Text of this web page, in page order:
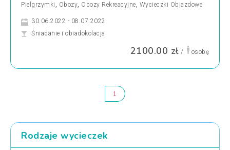
Pielgrzymki , Obozy, Obozy Rekreacyjne, Wycieczki Objazdowe
30.06.2022 - 08.07.2022
Śniadanie i obiadokolacja
2100.00 zł / osobę
1
Rodzaje wycieczek